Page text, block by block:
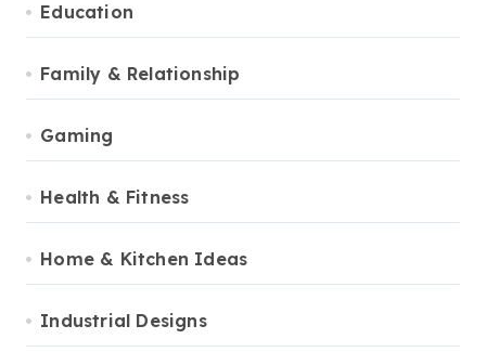
Education
Family & Relationship
Gaming
Health & Fitness
Home & Kitchen Ideas
Industrial Designs